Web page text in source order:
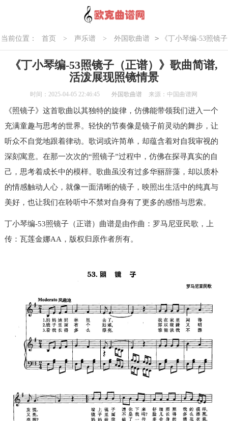
当前位置： 首页 > 声乐谱 > 外国歌曲谱 >《丁小琴编-53照镜子
《丁小琴编-53照镜子（正谱）》歌曲简谱,
活泼展现照镜情景
时间：2025-04-05 22:46:45 外国歌曲谱 来源：中国曲谱网
《照镜子》这首歌曲以其独特的旋律，仿佛能带领我们进入一个
充满童趣与思考的世界。轻快的节奏像是镜子前灵动的舞步，让
听众不自觉地跟着律动。歌词或许简单，却蕴含着对自我审视的
深刻寓意。在那一次次的“照镜子”过程中，仿佛在探寻真实的自
己，思考着成长中的模样。歌曲虽没有过多华丽辞藻，却以质朴
的情感触动人心，就像一面清晰的镜子，映照出生活中的纯真与
美好，也让我们在聆听中不禁对自身有了更多的感悟与思索。
丁小琴编-53照镜子（正谱）曲谱是由作曲：罗马尼亚民歌，上
传：瓦莲金娜AA，版权归原作者所有。